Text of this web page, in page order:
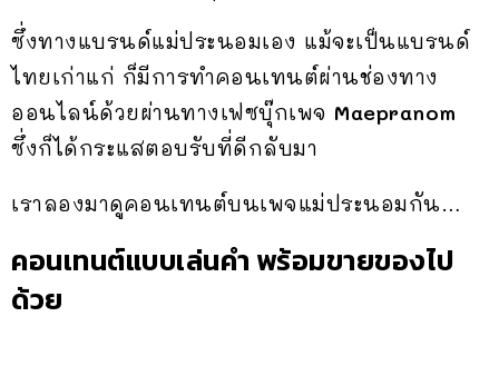
ซึ่งทางแบรนด์แม่ประนอมเอง แม้จะเป็นแบรนด์
ไทยเก่าแก่ ก็มีการทำคอนเทนต์ผ่านช่องทาง
ออนไลน์ด้วยผ่านทางเฟซบุ๊กเพจ Maepranom
ซึ่งก็ได้กระแสตอบรับที่ดีกลับมา
เราลองมาดูคอนเทนต์บนเพจแม่ประนอมกัน…
คอนเทนต์แบบเล่นคำ พร้อมขายของไป
ด้วย